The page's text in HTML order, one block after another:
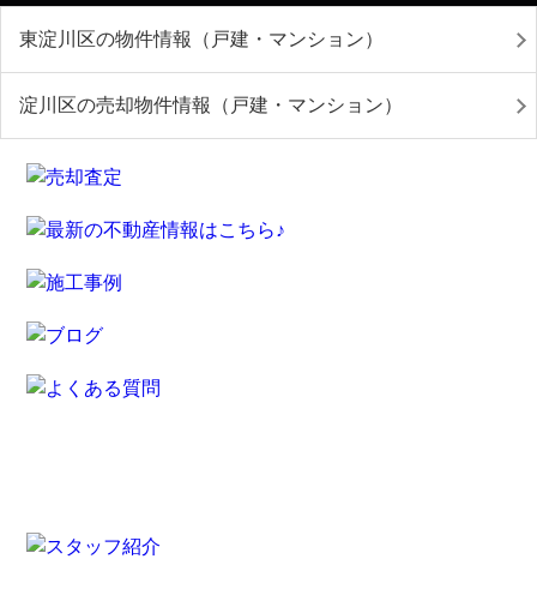
東淀川区の物件情報（戸建・マンション）
淀川区の売却物件情報（戸建・マンション）